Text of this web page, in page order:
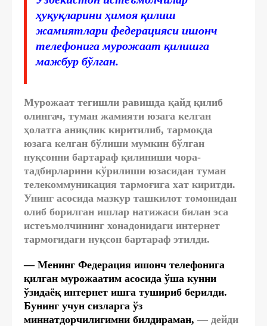
ҳуқуқларини ҳимоя қилиш
жамиятлари федерацияси ишонч
телефонига мурожаат қилишга
мажбур бўлган.
Мурожаат тегишли равишда қайд қилиб
олингач, туман жамияти юзага келган
ҳолатга аниқлик киритилиб, тармоқда
юзага келган бўлиши мумкин бўлган
нуқсонни бартараф қилиниши чора-
тадбирларини кўрилиши юзасидан туман
телекоммуникация тармоғига хат киритди.
Унинг асосида мазкур ташкилот томонидан
олиб борилган ишлар натижаси билан эса
истеъмолчининг хонадонидаги интернет
тармоғидаги нуқсон бартараф этилди.
— Менинг Федерация ишонч телефонига
қилган мурожаатим асосида ўша кунни
ўзидаёқ интернет ишга тушириб берилди.
Бунинг учун сизларга ўз
миннатдорчилигимни билдираман, — дейди